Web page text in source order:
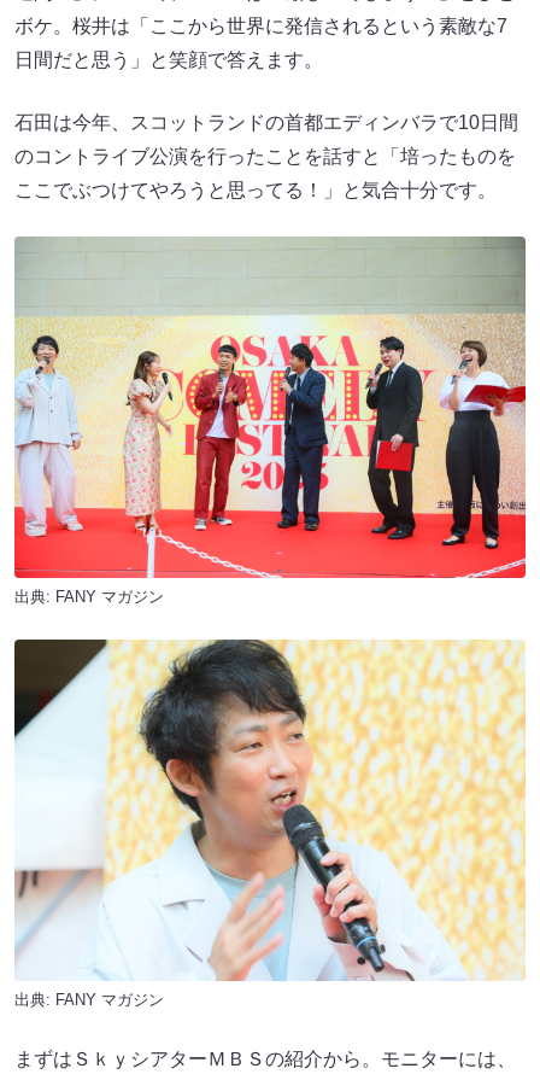
ボケ。桜井は「ここから世界に発信されるという素敵な7
日間だと思う」と笑顔で答えます。
石田は今年、スコットランドの首都エディンバラで10日間
のコントライブ公演を行ったことを話すと「培ったものを
ここでぶつけてやろうと思ってる！」と気合十分です。
出典: FANY マガジン
出典: FANY マガジン
まずはＳｋｙシアターＭＢＳの紹介から。モニターには、